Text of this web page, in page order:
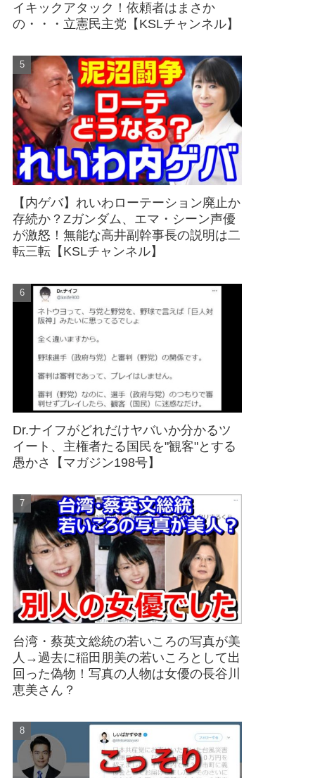
イキックアタック！依頼者はまさか
の・・・立憲民主党【KSLチャンネル】
【内ゲバ】れいわローテーション廃止か
存続か？Zガンダム、エマ・シーン声優
が激怒！無能な高井副幹事長の説明は二
転三転【KSLチャンネル】
Dr.ナイフがどれだけヤバいか分かるツ
イート、主権者たる国民を"観客"とする
愚かさ【マガジン198号】
台湾・蔡英文総統の若いころの写真が美
人→過去に稲田朋美の若いころとして出
回った偽物！写真の人物は女優の長谷川
恵美さん？